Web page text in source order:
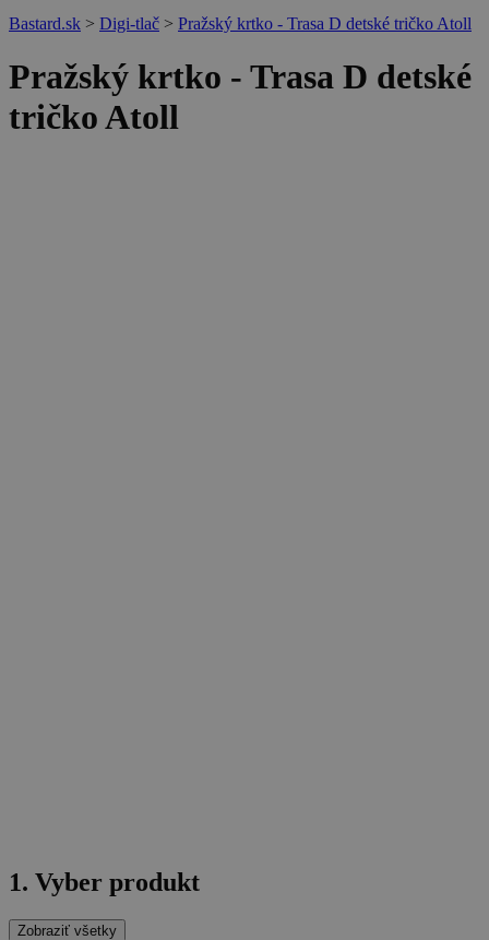
Bastard.sk > Digi-tlač > Pražský krtko - Trasa D detské tričko Atoll
Pražský krtko - Trasa D detské
tričko Atoll
1. Vyber produkt
Zobraziť všetky